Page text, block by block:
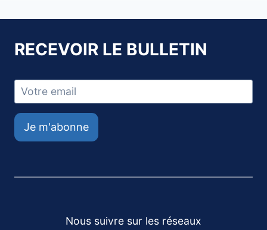
RECEVOIR LE BULLETIN
Je m'abonne
Nous suivre sur les réseaux